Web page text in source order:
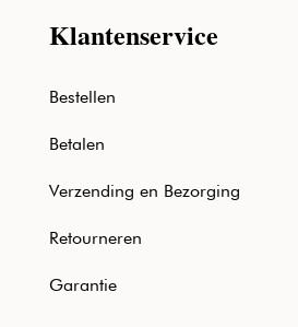
Klantenservice
Bestellen
Betalen
Verzending en Bezorging
Retourneren
Garantie